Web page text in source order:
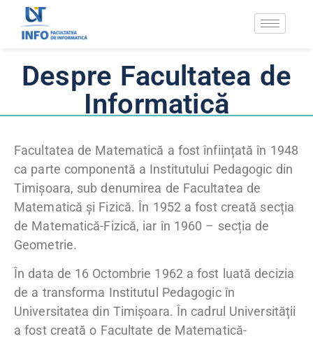
Despre Facultatea de
Informatică
Facultatea de Matematică a fost înființată în 1948
ca parte componentă a Institutului Pedagogic din
Timișoara, sub denumirea de Facultatea de
Matematică și Fizică. În 1952 a fost creată secția
de Matematică-Fizică, iar în 1960 – secția de
Geometrie.
În data de 16 Octombrie 1962 a fost luată decizia
de a transforma Institutul Pedagogic în
Universitatea din Timișoara. În cadrul Universității
a fost creată o Facultate de Matematică-